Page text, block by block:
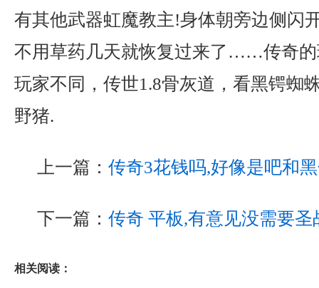
有其他武器虹魔教主!身体朝旁边侧闪
不用草药几天就恢复过来了……传奇的
玩家不同，传世1.8骨灰道，看黑锷蜘
野猪.
上一篇： 传奇3花钱吗,好像是吧和
下一篇： 传奇 平板,有意见没需要圣
相关阅读：